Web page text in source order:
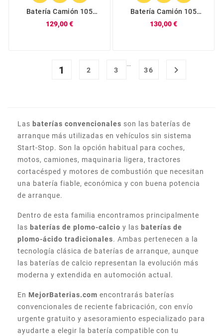
Batería Camión 105
Derecha | AMPodium
129,00 €
Batería Camión 105
Izquierda | AMPodium
130,00 €
1 2 3
…
36

Las baterías convencionales son las baterías de
arranque más utilizadas en vehículos sin sistema
Start-Stop. Son la opción habitual para coches,
motos, camiones, maquinaria ligera, tractores
cortacésped y motores de combustión que necesitan
una batería fiable, económica y con buena potencia
de arranque.
Dentro de esta familia encontramos principalmente
las baterías de plomo-calcio y las baterías de
plomo-ácido tradicionales. Ambas pertenecen a la
tecnología clásica de baterías de arranque, aunque
las baterías de calcio representan la evolución más
moderna y extendida en automoción actual.
En MejorBaterias.com encontrarás baterías
convencionales de reciente fabricación, con envío
urgente gratuito y asesoramiento especializado para
ayudarte a elegir la batería compatible con tu